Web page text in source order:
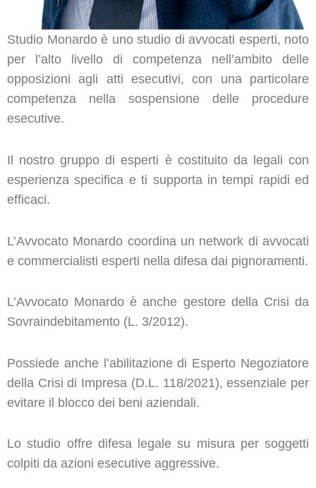
Studio Monardo è uno studio di avvocati esperti, noto
per l’alto livello di competenza nell’ambito delle
opposizioni agli atti esecutivi, con una particolare
competenza nella sospensione delle procedure
esecutive.
Il nostro gruppo di esperti è costituito da legali con
esperienza specifica e ti supporta in tempi rapidi ed
efficaci.
L’Avvocato Monardo coordina un network di avvocati
e commercialisti esperti nella difesa dai pignoramenti.
L’Avvocato Monardo è anche gestore della Crisi da
Sovraindebitamento (L. 3/2012).
Possiede anche l’abilitazione di Esperto Negoziatore
della Crisi di Impresa (D.L. 118/2021), essenziale per
evitare il blocco dei beni aziendali.
Lo studio offre difesa legale su misura per soggetti
colpiti da azioni esecutive aggressive.